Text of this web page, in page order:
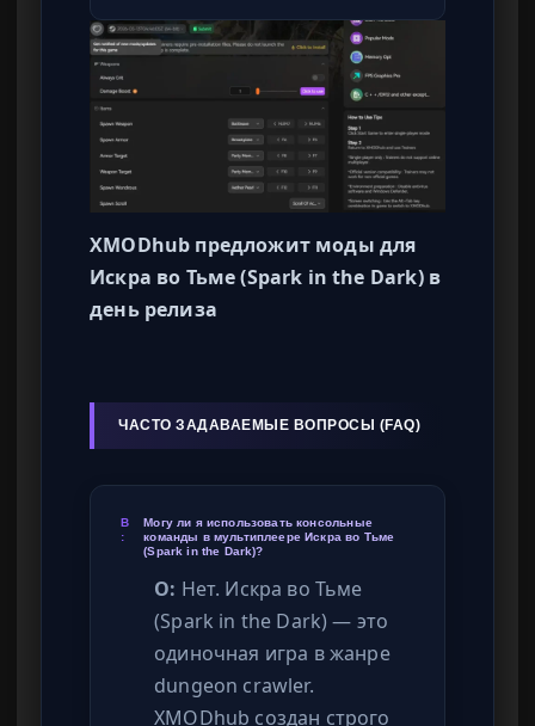
XMODhub предложит моды для
Искра во Тьме (Spark in the Dark) в
день релиза
ЧАСТО ЗАДАВАЕМЫЕ ВОПРОСЫ (FAQ)
В
:
Могу ли я использовать консольные
команды в мультиплеере Искра во Тьме
(Spark in the Dark)?
О: Нет. Искра во Тьме
(Spark in the Dark) — это
одиночная игра в жанре
dungeon crawler.
XMODhub создан строго